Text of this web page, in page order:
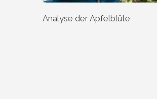
Analyse der Apfelblüte